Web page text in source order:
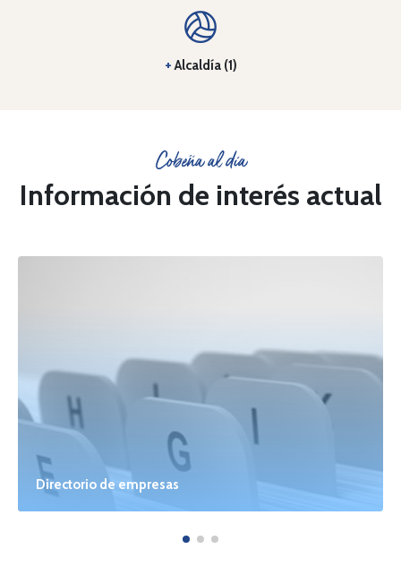
+Alcaldía (1)
Cobeña al día
Información de interés actual
Directorio de empresas